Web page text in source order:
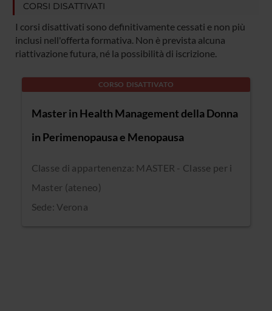
CORSI DISATTIVATI
I corsi disattivati sono definitivamente cessati e non più
inclusi nell'offerta formativa. Non è prevista alcuna
riattivazione futura, né la possibilità di iscrizione.
CORSO DISATTIVATO
Master in Health Management della Donna
in Perimenopausa e Menopausa
Classe di appartenenza: MASTER - Classe per i
Master (ateneo)
Sede: Verona